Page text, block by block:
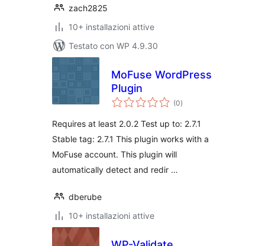
zach2825
10+ installazioni attive
Testato con WP 4.9.30
MoFuse WordPress
Plugin
(0valutazioni
totali
)
Requires at least 2.0.2 Test up to: 2.7.1
Stable tag: 2.7.1 This plugin works with a
MoFuse account. This plugin will
automatically detect and redir …
dberube
10+ installazioni attive